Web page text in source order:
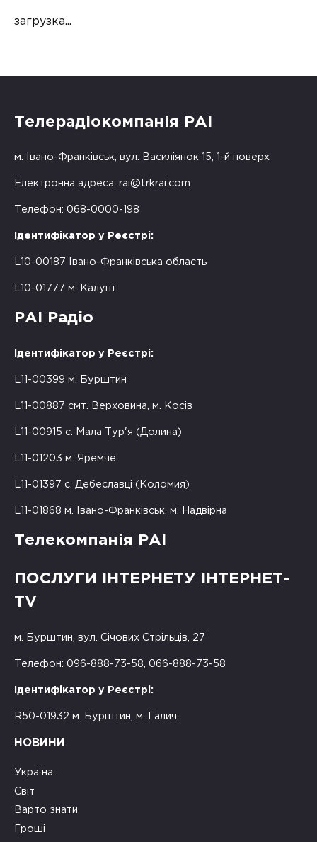
загрузка...
Телерадіокомпанія РАІ
м. Івано-Франківськ, вул. Василіянок 15, 1-й поверх
Електронна адреса: rai@trkrai.com
Телефон: 068-0000-198
Ідентифікатор у Реєстрі:
L10-00187 Івано-Франківська область
L10-01777 м. Калуш
РАІ Радіо
Ідентифікатор у Реєстрі:
L11-00399 м. Бурштин
L11-00887 смт. Верховина, м. Косів
L11-00915 с. Мала Тур'я (Долина)
L11-01203 м. Яремче
L11-01397 с. Дебеславці (Коломия)
L11-01868 м. Івано-Франківськ, м. Надвірна
Телекомпанія РАІ
ПОСЛУГИ ІНТЕРНЕТУ ІНТЕРНЕТ-
TV
м. Бурштин, вул. Січових Стрільців, 27
Телефон: 096-888-73-58, 066-888-73-58
Ідентифікатор у Реєстрі:
R50-01932 м. Бурштин, м. Галич
НОВИНИ
Україна
Світ
Варто знати
Гроші